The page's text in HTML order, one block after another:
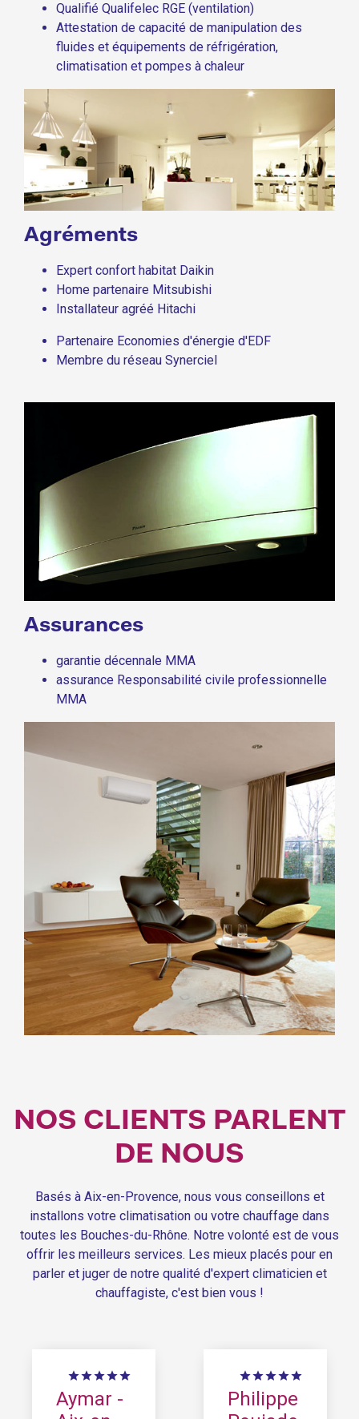
Qualifié Qualifelec RGE (ventilation)
Attestation de capacité de manipulation des
fluides et équipements de réfrigération,
climatisation et pompes à chaleur
Agréments
Expert confort habitat Daikin
Home partenaire Mitsubishi
Installateur agréé Hitachi
Partenaire Economies d'énergie d'EDF
Membre du réseau Synerciel
Assurances
garantie décennale MMA
assurance Responsabilité civile professionnelle
MMA
NOS CLIENTS PARLENT
DE NOUS
Basés à Aix-en-Provence, nous vous conseillons et
installons votre climatisation ou votre chauffage dans
toutes les Bouches-du-Rhône. Notre volonté est de vous
offrir les meilleurs services. Les mieux placés pour en
parler et juger de notre qualité d'expert climaticien et
chauffagiste, c'est bien vous !

Philippe

Sarah